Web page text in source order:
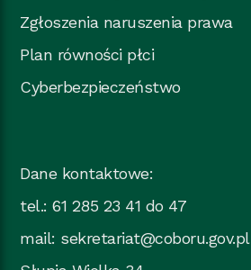
Zgłoszenia naruszenia prawa
Plan równości płci
Cyberbezpieczeństwo
Dane kontaktowe:
tel.: 61 285 23 41 do 47
mail: sekretariat@coboru.gov.pl